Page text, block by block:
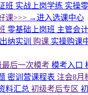
班 实战上岗学练 实操
课>>> →进入选课中心
零基础上岗班 主管会
出纳实训 购课 实操购课
最后一次模考 模考入口
密训营课程表 注会8月
料汇总 初级考后专区